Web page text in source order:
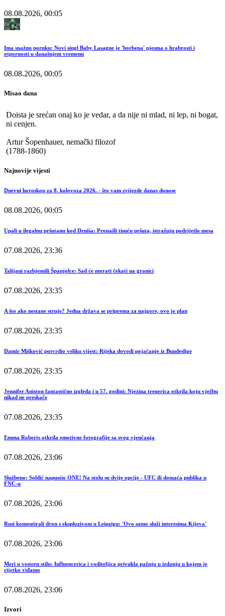
08.08.2026, 00:05
Ima snažnu poruku: Novi singl Baby Lasagne je 'borbena' pjesma o hrabrosti i
otpornosti u današnjem vremenu
08.08.2026, 00:05
Misao dana
Doista je srećan onaj ko je vedar, a da nije ni mlad, ni lep, ni bogat,
ni cenjen.
Artur Šopenhauer, nemački filozof
(1788-1860)
Najnovije vijesti
Dnevni horoskop za 8. kolovoza 2026. - što vam zvijezde danas donose
08.08.2026, 00:05
Upali u ilegalnu pršutanu kod Drniša: Pronašli tisuću pršuta, istražuju podrijetlo mesa
07.08.2026, 23:36
Talijani razbjesnili Španjolce: Sad će morati čekati na granici
07.08.2026, 23:35
A što ako nestane struje? Jedna država se priprema za najgore, ovo je plan
07.08.2026, 23:35
Damir Mišković potvrdio veliku vijest: Rijeka dovodi pojačanje iz Bundeslige
07.08.2026, 23:35
Jennifer Aniston fantastično izgleda i u 57. godini: Njezina trenerica otkrila koju vježbu
nikad ne preskače
07.08.2026, 23:35
Emma Roberts otkrila emotivne fotografije sa svog vjenčanja
07.08.2026, 23:06
Službeno: Soldić napustio ONE! Na stolu su dvije opcije - UFC ili domaća publika u
FNC-u
07.08.2026, 23:06
Rusi komentirali dron s eksplozivom u Leipzigu: 'Ovo samo služi interesima Kijeva'
07.08.2026, 23:06
Meri u vestern stilu: Influencerica i voditeljica privukla pažnju u izdanju u kojem je
rijetko viđamo
07.08.2026, 23:06
Izvori